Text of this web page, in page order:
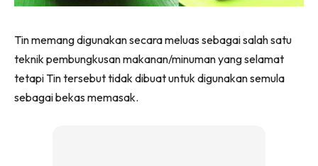
Tin memang digunakan secara meluas sebagai salah satu
teknik pembungkusan makanan/minuman yang selamat
tetapi Tin tersebut tidak dibuat untuk digunakan semula
sebagai bekas memasak.